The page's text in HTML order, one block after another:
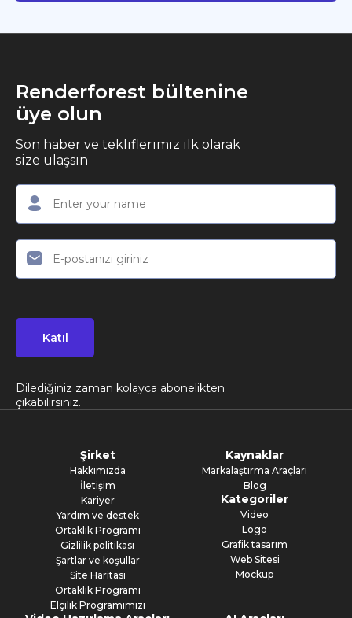
Renderforest bültenine
üye olun
Son haber ve tekliflerimiz ilk olarak
size ulaşsın
Katıl
Dilediğiniz zaman kolayca abonelikten
çıkabilirsiniz.
Şirket
Hakkımızda
İletişim
Kariyer
Yardım ve destek
Ortaklık Programı
Gizlilik politikası
Şartlar ve koşullar
Site Haritası
Ortaklık Programı
Elçilik Programımızı
Kaynaklar
Markalaştırma Araçları
Blog
Kategoriler
Video
Logo
Grafik tasarım
Web Sitesi
Mockup